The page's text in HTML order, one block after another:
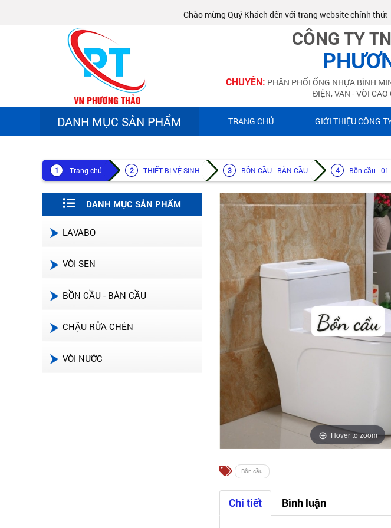
Chào mừng Quý Khách đến với trang website chính thức của
CÔNG TY
CHUYÊN: PHÂN PHỐI ỐNG NHỰA BÌNH
ĐIỆN, VAN - VÒI CAO
DANH MỤC SẢN PHẨM TRANG CHỦ GIỚI THIỆU CÔNG
Trang chủ THIẾT BỊ VỆ SINH BỒN CẦU - BÀN CẦU Bồn cầu - 01
DANH MỤC SẢN PHẨM
LAVABO
VÒI SEN
BỒN CẦU - BÀN CẦU
CHẬU RỬA CHÉN
VÒI NƯỚC
Hover to zoom
Bồn cầu
Chi tiết Bình luận